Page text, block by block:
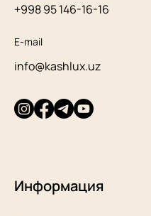
+998 95 146-16-16
E-mail
info@kashlux.uz
Информация